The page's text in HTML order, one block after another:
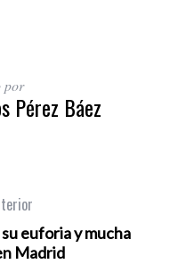
por
Pérez Báez
euforia y mucha
Madrid